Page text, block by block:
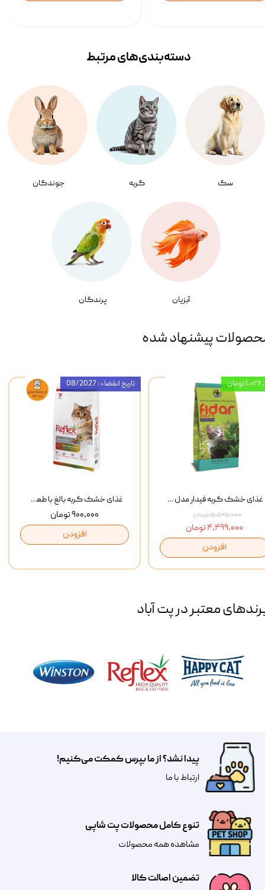
سگ گربه جوندگان
آبزیان پرندگان
دسته‌بندی‌‌های مرتبط
پیشنهاد شده
غذای خشک گربه بالغ با طعم مرغ و برنج رفلکس Reflex Multi Color Chicken And Rice وزن 1 کیلوگرم
۹۰۰,۰۰۰ تومان
افزودن
تاریخ انقضاء : 08/2027
غذای خشک گربه فیدار مدل Adult وزن 10 کیلوگرم
۵,۵۲۵,۰۰۰ تومان
۴,۴۹۹,۰۰۰ تومان
افزودن
تومان
معتبر در پت آباد
تضمین اصالت کالا
تنوع کامل محصولات پت شاپی
مشاهده همه محصولات
پیدا نشد؟ از ما بپرس کمکت می‌کنیم!
​​​ارتباط با ما